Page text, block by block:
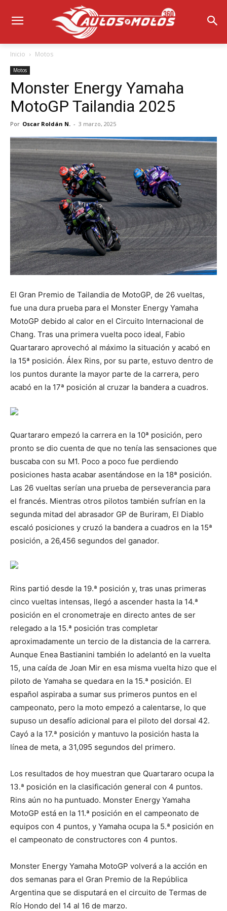
Inicio Motos
Motos
Monster Energy Yamaha
MotoGP Tailandia 2025
Por Oscar Roldán N. - 3 marzo, 2025
El Gran Premio de Tailandia de MotoGP, de 26 vueltas,
fue una dura prueba para el Monster Energy Yamaha
MotoGP debido al calor en el Circuito Internacional de
Chang. Tras una primera vuelta poco ideal, Fabio
Quartararo aprovechó al máximo la situación y acabó en
la 15ª posición. Álex Rins, por su parte, estuvo dentro de
los puntos durante la mayor parte de la carrera, pero
acabó en la 17ª posición al cruzar la bandera a cuadros.
Quartararo empezó la carrera en la 10ª posición, pero
pronto se dio cuenta de que no tenía las sensaciones que
buscaba con su M1. Poco a poco fue perdiendo
posiciones hasta acabar asentándose en la 18ª posición.
Las 26 vueltas serían una prueba de perseverancia para
el francés. Mientras otros pilotos también sufrían en la
segunda mitad del abrasador GP de Buriram, El Diablo
escaló posiciones y cruzó la bandera a cuadros en la 15ª
posición, a 26,456 segundos del ganador.
Rins partió desde la 19.ª posición y, tras unas primeras
cinco vueltas intensas, llegó a ascender hasta la 14.ª
posición en el cronometraje en directo antes de ser
relegado a la 15.ª posición tras completar
aproximadamente un tercio de la distancia de la carrera.
Aunque Enea Bastianini también lo adelantó en la vuelta
15, una caída de Joan Mir en esa misma vuelta hizo que el
piloto de Yamaha se quedara en la 15.ª posición. El
español aspiraba a sumar sus primeros puntos en el
campeonato, pero la moto empezó a calentarse, lo que
supuso un desafío adicional para el piloto del dorsal 42.
Cayó a la 17.ª posición y mantuvo la posición hasta la
línea de meta, a 31,095 segundos del primero.
Los resultados de hoy muestran que Quartararo ocupa la
13.ª posición en la clasificación general con 4 puntos.
Rins aún no ha puntuado. Monster Energy Yamaha
MotoGP está en la 11.ª posición en el campeonato de
equipos con 4 puntos, y Yamaha ocupa la 5.ª posición en
el campeonato de constructores con 4 puntos.
Monster Energy Yamaha MotoGP volverá a la acción en
dos semanas para el Gran Premio de la República
Argentina que se disputará en el circuito de Termas de
Río Hondo del 14 al 16 de marzo.